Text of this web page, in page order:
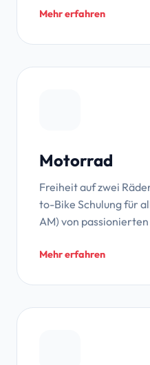
Mehr erfahren
Motorrad
Freiheit auf zwei
to-Bike Schulung für
AM) von
Mehr erfahren